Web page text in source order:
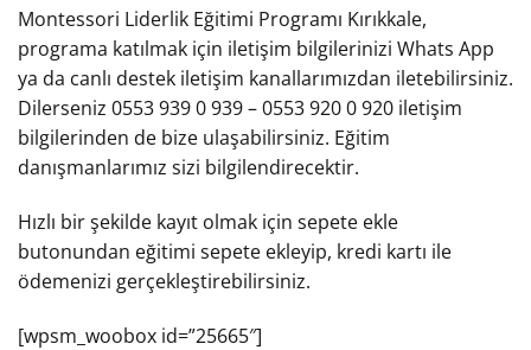
Montessori Liderlik Eğitimi Programı Kırıkkale,
programa katılmak için iletişim bilgilerinizi Whats App
ya da canlı destek iletişim kanallarımızdan iletebilirsiniz.
Dilerseniz 0553 939 0 939 – 0553 920 0 920 iletişim
bilgilerinden de bize ulaşabilirsiniz. Eğitim
danışmanlarımız sizi bilgilendirecektir.
Hızlı bir şekilde kayıt olmak için sepete ekle
butonundan eğitimi sepete ekleyip, kredi kartı ile
ödemenizi gerçekleştirebilirsiniz.
[wpsm_woobox id=”25665″]